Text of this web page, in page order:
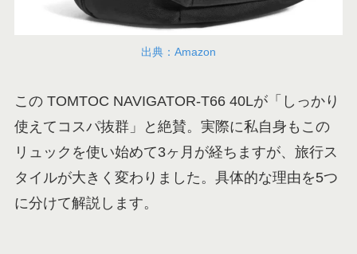
出典：Amazon
この TOMTOC NAVIGATOR-T66 40Lが「しっかり
使えてコスパ抜群」と絶賛。実際に私自身もこの
リュックを使い始めて3ヶ月が経ちますが、旅行ス
タイルが大きく変わりました。具体的な理由を5つ
に分けて解説します。